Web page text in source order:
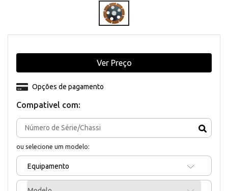
Compativel com:
ou selecione um modelo:
Equipamento
Opções de pagamento
Ver Preço